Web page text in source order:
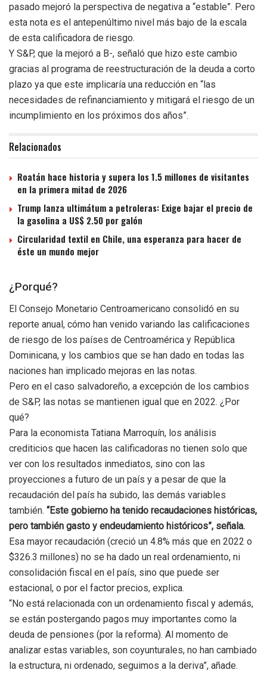
pasado mejoró la perspectiva de negativa a “estable”. Pero
esta nota es el antepenúltimo nivel más bajo de la escala
de esta calificadora de riesgo.
Y S&P, que la mejoró a B-, señaló que hizo este cambio
gracias al programa de reestructuración de la deuda a corto
plazo ya que este implicaría una reducción en “las
necesidades de refinanciamiento y mitigará el riesgo de un
incumplimiento en los próximos dos años”.
Relacionados
Roatán hace historia y supera los 1.5 millones de visitantes
en la primera mitad de 2026
Trump lanza ultimátum a petroleras: Exige bajar el precio de
la gasolina a US$ 2.50 por galón
Circularidad textil en Chile, una esperanza para hacer de
éste un mundo mejor
¿Porqué?
El Consejo Monetario Centroamericano consolidó en su
reporte anual, cómo han venido variando las calificaciones
de riesgo de los países de Centroamérica y República
Dominicana, y los cambios que se han dado en todas las
naciones han implicado mejoras en las notas.
Pero en el caso salvadoreño, a excepción de los cambios
de S&P, las notas se mantienen igual que en 2022. ¿Por
qué?
Para la economista Tatiana Marroquín, los análisis
crediticios que hacen las calificadoras no tienen solo que
ver con los resultados inmediatos, sino con las
proyecciones a futuro de un país y a pesar de que la
recaudación del país ha subido, las demás variables
también. “Este gobierno ha tenido recaudaciones históricas,
pero también gasto y endeudamiento históricos”, señala.
Esa mayor recaudación (creció un 4.8% más que en 2022 o
$326.3 millones) no se ha dado un real ordenamiento, ni
consolidación fiscal en el país, sino que puede ser
estacional, o por el factor precios, explica.
“No está relacionada con un ordenamiento fiscal y además,
se están postergando pagos muy importantes como la
deuda de pensiones (por la reforma). Al momento de
analizar estas variables, son coyunturales, no han cambiado
la estructura, ni ordenado, seguimos a la deriva”, añade.